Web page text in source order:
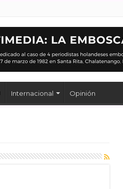
Internacional Opinión